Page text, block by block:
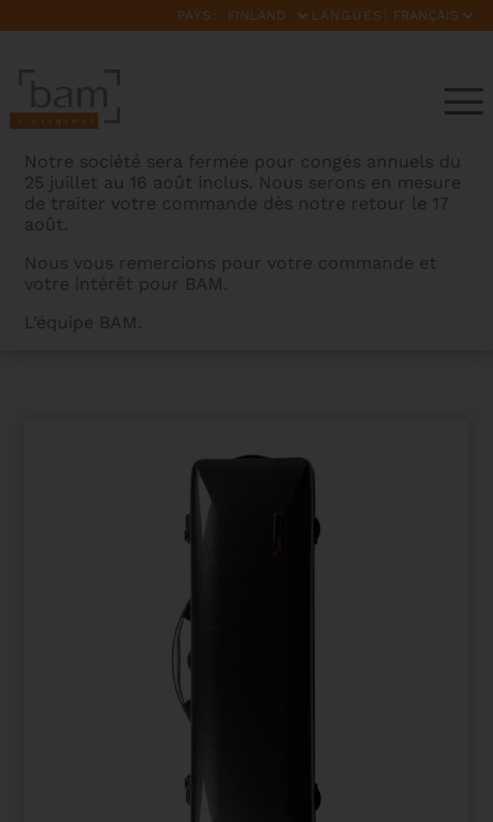
PAYS: LANGUES:
Notre société sera fermée pour congés annuels du
25 juillet au 16 août inclus. Nous serons en mesure
de traiter votre commande dès notre retour le 17
août.
Nous vous remercions pour votre commande et
votre intérêt pour BAM.
L’équipe BAM.
RECTANGULAIRE HIGTECH